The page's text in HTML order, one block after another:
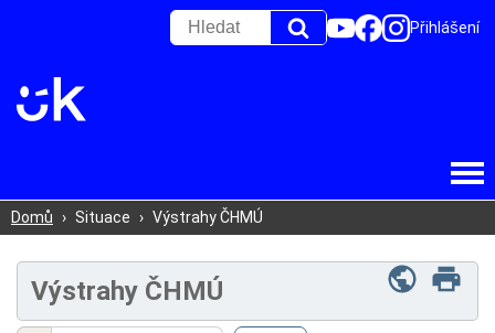
Přihlášení
Domů › Situace › Výstrahy ČHMÚ
Výstrahy ČHMÚ